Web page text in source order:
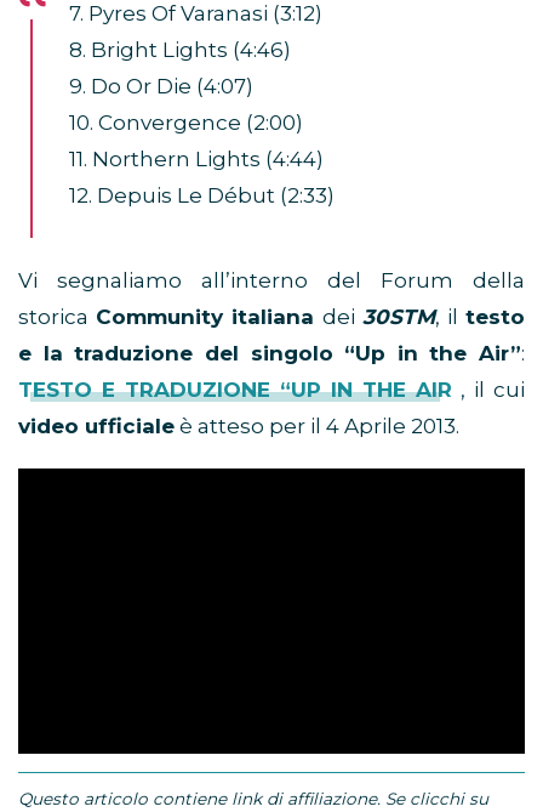
7. Pyres Of Varanasi (3:12)
8. Bright Lights (4:46)
9. Do Or Die (4:07)
10. Convergence (2:00)
11. Northern Lights (4:44)
12. Depuis Le Début (2:33)
Vi segnaliamo all’interno del Forum della
storica Community italiana dei 30STM, iltesto
e la traduzione del singolo “Up in the Air”:
TESTO E TRADUZIONE “UP IN THE AIR , il cui
video ufficiale è atteso per il 4 Aprile 2013.
Questo articolo contiene link di affiliazione. Se clicchi su